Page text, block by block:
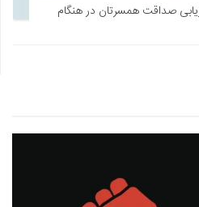
صداقت همسرتان در هنگام